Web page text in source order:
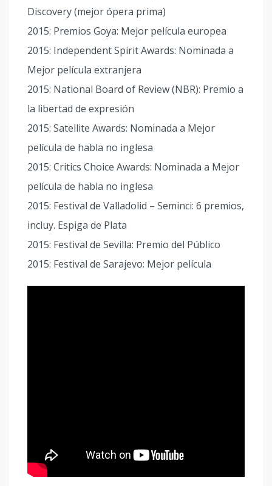
Discovery (mejor ópera prima)
2015: Premios Goya: Mejor película europea
2015: Independent Spirit Awards: Nominada a
Mejor película extranjera
2015: National Board of Review (NBR): Premio a
la libertad de expresión
2015: Satellite Awards: Nominada a Mejor
película de habla no inglesa
2015: Critics Choice Awards: Nominada a Mejor
película de habla no inglesa
2015: Festival de Valladolid – Seminci: 6 premios,
incluy. Espiga de Plata
2015: Festival de Sevilla: Premio del Público
2015: Festival de Sarajevo: Mejor película